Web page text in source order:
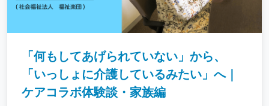
「何もしてあげられていない」から、
「いっしょに介護しているみたい」へ｜
ケアコラボ体験談・家族編